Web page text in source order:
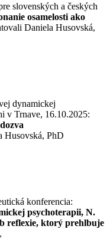
slovenských a českých
osamelosti ako
Daniela Husovská,
dynamickej
v Trnave, 16.10.2025:
Husovská, PhD
konferencia:
psychoterapii, N.
reflexie, ktorý prehlbuje